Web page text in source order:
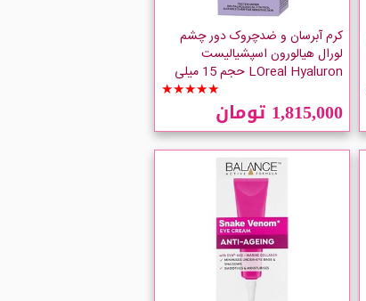
کرم آبرسان و ضدچروک دور چشم
لورال هیالورون اسپشیالیست
LOreal Hyaluron حجم 15 میلی
★★★★★
1,815,000 تومان